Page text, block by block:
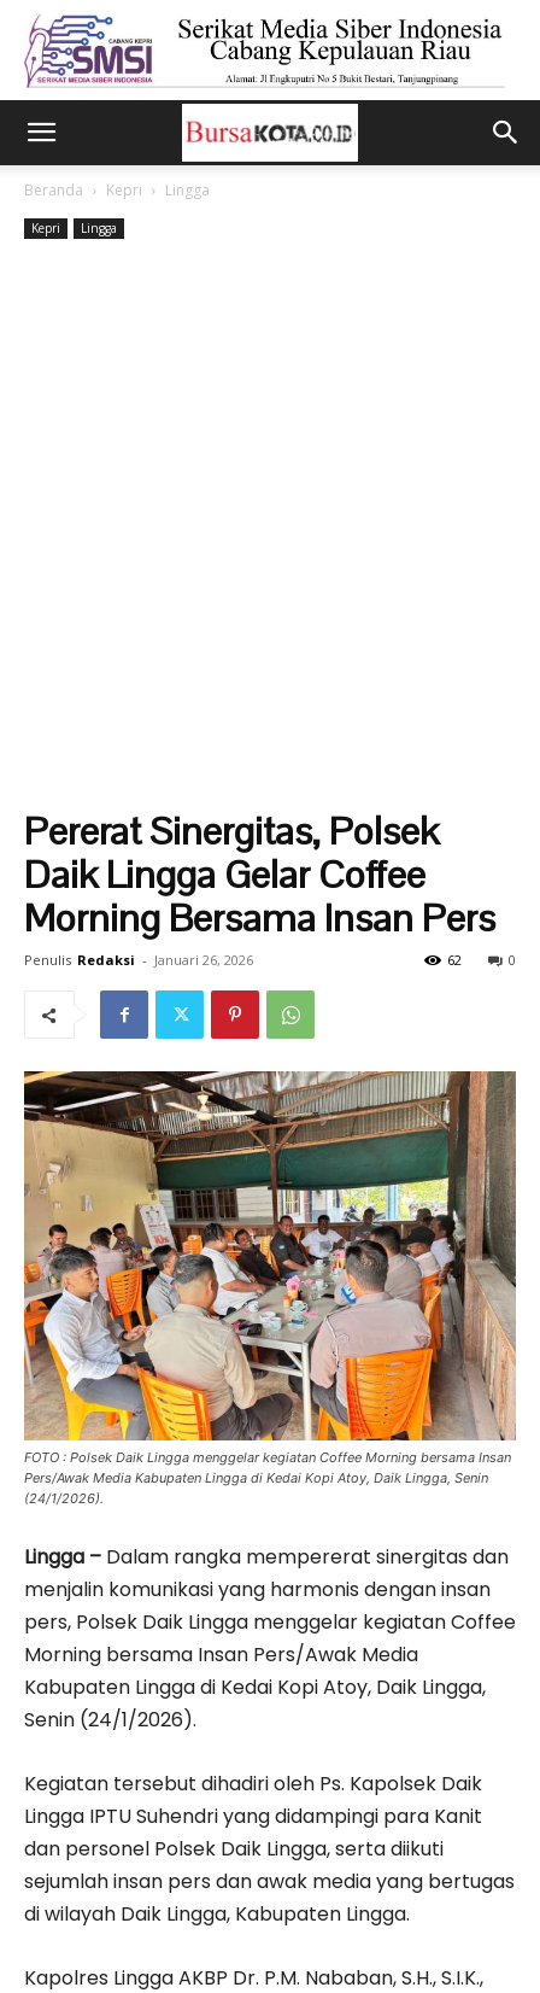
Beranda Kepri Lingga
Kepri Lingga
Pererat Sinergitas, Polsek
Daik Lingga Gelar Coffee
Morning Bersama Insan Pers
Penulis Redaksi - Januari 26, 2026 0
62
FOTO : Polsek Daik Lingga menggelar kegiatan Coffee Morning bersama Insan
Pers/Awak Media Kabupaten Lingga di Kedai Kopi Atoy, Daik Lingga, Senin
(24/1/2026).
Lingga – Dalam rangka mempererat sinergitas dan
menjalin komunikasi yang harmonis dengan insan
pers, Polsek Daik Lingga menggelar kegiatan Coffee
Morning bersama Insan Pers/Awak Media
Kabupaten Lingga di Kedai Kopi Atoy, Daik Lingga,
Senin (24/1/2026).
Kegiatan tersebut dihadiri oleh Ps. Kapolsek Daik
Lingga IPTU Suhendri yang didampingi para Kanit
dan personel Polsek Daik Lingga, serta diikuti
sejumlah insan pers dan awak media yang bertugas
di wilayah Daik Lingga, Kabupaten Lingga.
Kapolres Lingga AKBP Dr. P.M. Nababan, S.H., S.I.K.,